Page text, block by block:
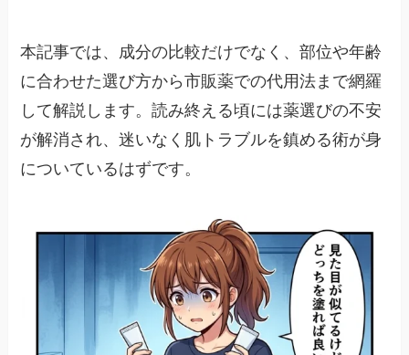
本記事では、成分の比較だけでなく、部位や年齢
に合わせた選び方から市販薬での代用法まで網羅
して解説します。読み終える頃には薬選びの不安
が解消され、迷いなく肌トラブルを鎮める術が身
についているはずです。